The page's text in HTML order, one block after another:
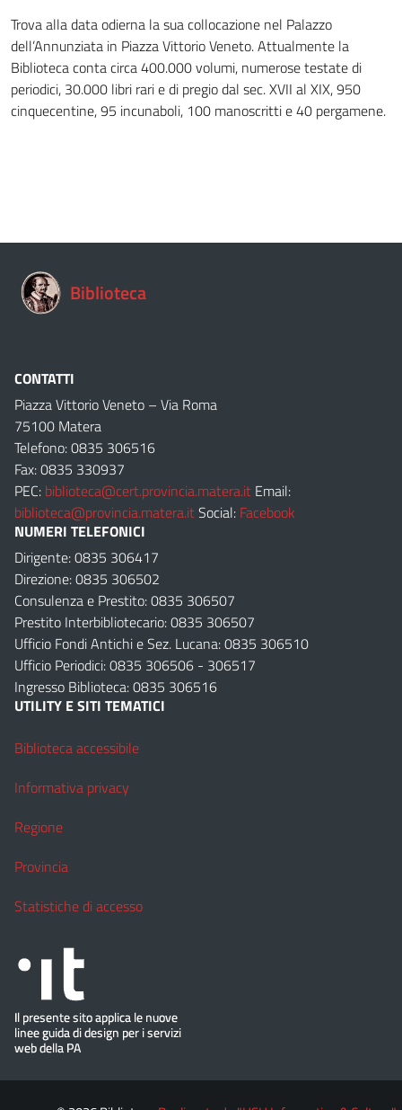
Trova alla data odierna la sua collocazione nel Palazzo
dell’Annunziata in Piazza Vittorio Veneto. Attualmente la
Biblioteca conta circa 400.000 volumi, numerose testate di
periodici, 30.000 libri rari e di pregio dal sec. XVII al XIX, 950
cinquecentine, 95 incunaboli, 100 manoscritti e 40 pergamene.
Biblioteca
CONTATTI
Piazza Vittorio Veneto – Via Roma
75100 Matera
Telefono: 0835 306516
Fax: 0835 330937
PEC: biblioteca@cert.provincia.matera.it Email:
biblioteca@provincia.matera.itSocial: Facebook
NUMERI TELEFONICI
Dirigente: 0835 306417
Direzione: 0835 306502
Consulenza e Prestito: 0835 306507
Prestito Interbibliotecario: 0835 306507
Ufficio Fondi Antichi e Sez. Lucana: 0835 306510
Ufficio Periodici: 0835 306506 - 306517
Ingresso Biblioteca: 0835 306516
UTILITY E SITI TEMATICI
Biblioteca accessibile
Informativa privacy
Regione
Provincia
Statistiche di accesso